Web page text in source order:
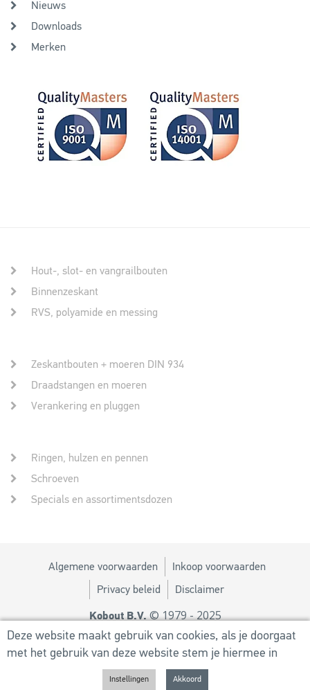
Deze website maakt gebruik van cookies, als je doorgaat
met het gebruik van deze website stem je hiermee in
Nieuws
Downloads
Merken
Hout-, slot- en vangrailbouten
Binnenzeskant
RVS, polyamide en messing
Zeskantbouten + moeren DIN 934
Draadstangen en moeren
Verankering en pluggen
Ringen, hulzen en pennen
Schroeven
Specials en assortimentsdozen
Algemene voorwaarden Inkoop voorwaarden
Privacy beleid Disclaimer
Kobout B.V.© 1979 - 2025
Ontwerp doorMM
Powered byUtilize Business Solutions BV